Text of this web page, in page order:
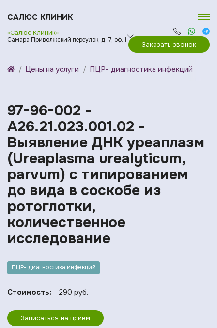
САЛЮС КЛИНИК
«Салюс Клиник»
Самара Приволжский переулок, д. 7, оф. 1
Заказать звонок
Цены на услуги ПЦР- диагностика инфекций
97-96-002 -
A26.21.023.001.02 -
Выявление ДНК уреаплазм
(Ureaplasma urealyticum,
parvum) с типированием
до вида в соскобе из
ротоглотки,
количественное
исследование
ПЦР- диагностика инфекций
Стоимость: 290 руб.
Записаться на прием